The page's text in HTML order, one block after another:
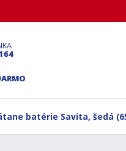
batérie Savita, šedá